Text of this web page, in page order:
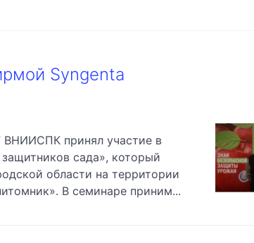
Syngenta
ВНИИСПК принял участие в
сада», который
области на территории
В семинаре приним...